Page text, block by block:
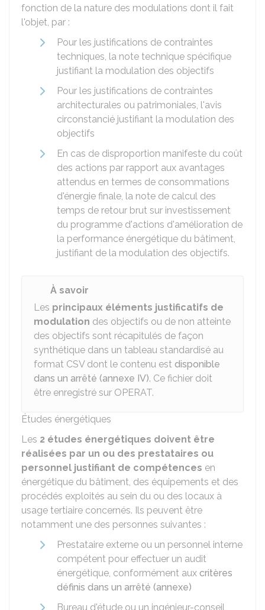
fonction de la nature des modulations dont il fait
l'objet, par :
Pour les justifications de contraintes
techniques, la note technique spécifique
justifiant la modulation des objectifs
Pour les justifications de contraintes
architecturales ou patrimoniales, l'avis
circonstancié justifiant la modulation des
objectifs
En cas de disproportion manifeste du coût
des actions par rapport aux avantages
attendus en termes de consommations
d'énergie finale, la note de calcul des
temps de retour brut sur investissement
du programme d'actions d'amélioration de
la performance énergétique du bâtiment,
justifiant de la modulation des objectifs.
À savoir
Les principaux éléments justificatifs de
modulation des objectifs ou de non atteinte
des objectifs sont récapitulés de façon
synthétique dans un tableau standardisé au
format CSV dont le contenu est disponible
dans un arrêté (annexe IV). Ce fichier doit
être enregistré sur OPERAT.
Études énergétiques
Les 2 études énergétiques doivent être
réalisées par un ou des prestataires ou
personnel justifiant de compétences en
énergétique du bâtiment, des équipements et des
procédés exploités au sein du ou des locaux à
usage tertiaire concernés. Ils peuvent être
notamment une des personnes suivantes :
Prestataire externe ou un personnel interne
compétent pour effectuer un audit
énergétique, conformément aux critères
définis dans un arrêté (annexe)
Bureau d'étude ou un ingénieur-conseil,